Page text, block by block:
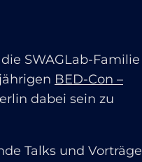
SWAGLab-Familie
BED-Con –
dabei sein zu
Talks und Vorträge